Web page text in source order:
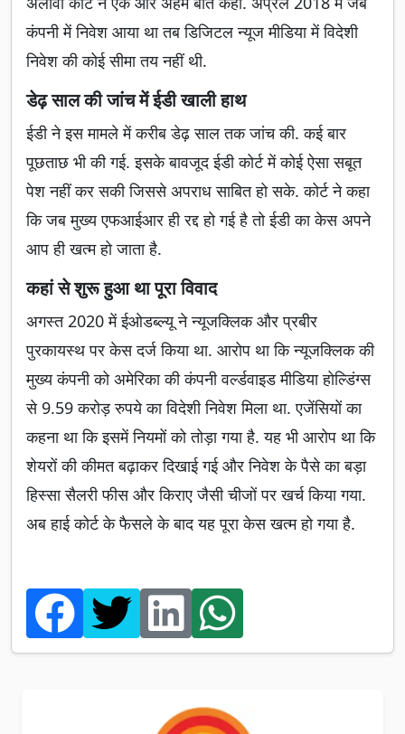
कंपनी में निवेश आया था तब डिजिटल न्यूज मीडिया में विदेशी
निवेश की कोई सीमा तय नहीं थी.
डेढ़ साल की जांच में ईडी खाली हाथ
ईडी ने इस मामले में करीब डेढ़ साल तक जांच की. कई बार
पूछताछ भी की गई. इसके बावजूद ईडी कोर्ट में कोई ऐसा सबूत
पेश नहीं कर सकी जिससे अपराध साबित हो सके. कोर्ट ने कहा
कि जब मुख्य एफआईआर ही रद्द हो गई है तो ईडी का केस अपने
आप ही खत्म हो जाता है.
कहां से शुरू हुआ था पूरा विवाद
अगस्त 2020 में ईओडब्ल्यू ने न्यूजक्लिक और प्रबीर
पुरकायस्थ पर केस दर्ज किया था. आरोप था कि न्यूजक्लिक की
मुख्य कंपनी को अमेरिका की कंपनी वर्ल्डवाइड मीडिया होल्डिंग्स
से 9.59 करोड़ रुपये का विदेशी निवेश मिला था. एजेंसियों का
कहना था कि इसमें नियमों को तोड़ा गया है. यह भी आरोप था कि
शेयरों की कीमत बढ़ाकर दिखाई गई और निवेश के पैसे का बड़ा
हिस्सा सैलरी फीस और किराए जैसी चीजों पर खर्च किया गया.
अब हाई कोर्ट के फैसले के बाद यह पूरा केस खत्म हो गया है.